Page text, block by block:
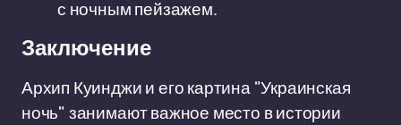
с ночным пейзажем.
Заключение
Архип Куинджи и его картина "Украинская
ночь" занимают важное место в истории